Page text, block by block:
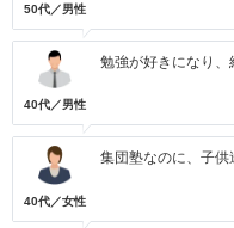
50代／男性
40代／男性
勉強が好きになり、
40代／女性
集団塾なのに、子供